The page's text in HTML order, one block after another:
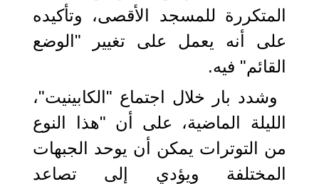
المتكررة للمسجد الأقصى، وتأكيده
على أنه يعمل على تغيير "الوضع
القائم" فيه.
وشدد بار خلال اجتماع "الكابينيت"،
الليلة الماضية، على أن "هذا النوع
من التوترات يمكن أن يوحد الجبهات
المختلفة ويؤدي إلى تصاعد